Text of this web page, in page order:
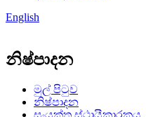
English
නිෂ්පාදන
මුල් පිටුව
නිෂ්පාදන
සංයුක්ත ස්ථායීකාරකය